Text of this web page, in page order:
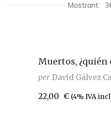
Mostrant:
Muertos, ¿quién
per David Gálvez
22,00 € (4% IVA